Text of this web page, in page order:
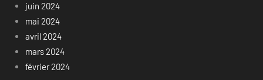
juin 2024
mai 2024
avril 2024
mars 2024
février 2024